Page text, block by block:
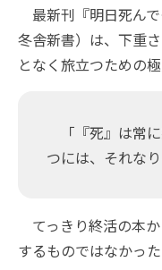
最新刊『明日死ん
冬舎新書）は、下重
となく旅立つための
「『死』は常
つには、それな
てっきり終活の本
するものではなかっ